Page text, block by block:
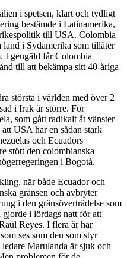
i spetsen, klart och tydligt
bestämde i Latinamerika,
till USA. Colombia
land i Sydamerika som tillåter
I gengäld får Colombia
till att bekämpa sitt 40-åriga
största i världen med över 2
i Irak är större. För
som gått radikalt åt vänster
USA har en sådan stark
och Ecuadors
stött den colombianska
i Bogotá.
när både Ecuador och
gränsen och avbryter
i den gränsöverträdelse som
i lördags natt för att
Reyes. I flera år har
ses som den som styr
Marulanda är sjuk och